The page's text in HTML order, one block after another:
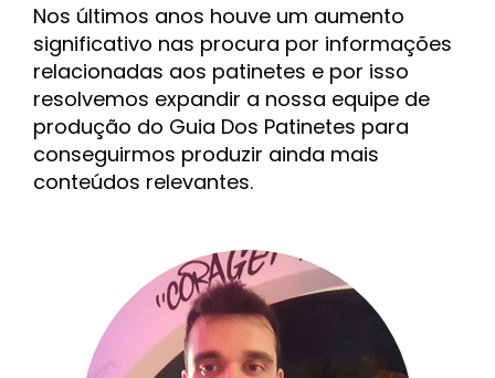
Nos últimos anos houve um aumento
significativo nas procura por informações
relacionadas aos patinetes e por isso
resolvemos expandir a nossa equipe de
produção do Guia Dos Patinetes para
conseguirmos produzir ainda mais
conteúdos relevantes.